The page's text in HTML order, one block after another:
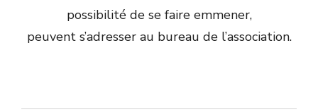
possibilité de se faire emmener,
peuvent s’adresser au bureau de l’association.